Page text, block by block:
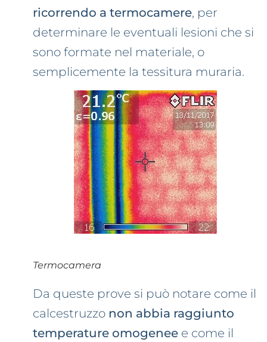
ricorrendo a termocamere, per
determinare le eventuali lesioni che si
sono formate nel materiale, o
semplicemente la tessitura muraria.
Termocamera
Da queste prove si può notare come il
calcestruzzo non abbia raggiunto
temperature omogenee e come il